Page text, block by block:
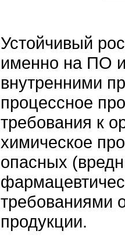
Устойчивый
именно на ПО и
внутренними
процессное
требования к
химическое
опасных
требованиями
продукции.